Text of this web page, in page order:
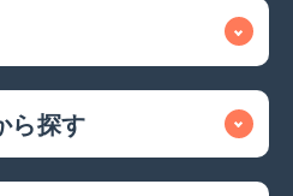
ら探す